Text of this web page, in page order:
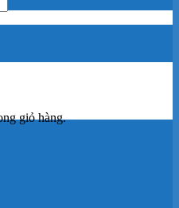
giỏ hàng.